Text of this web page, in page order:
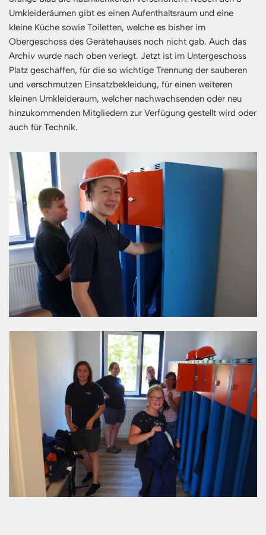
Umkleideräumen gibt es einen Aufenthaltsraum und eine
kleine Küche sowie Toiletten, welche es bisher im
Obergeschoss des Gerätehauses noch nicht gab. Auch das
Archiv wurde nach oben verlegt. Jetzt ist im Untergeschoss
Platz geschaffen, für die so wichtige Trennung der sauberen
und verschmutzen Einsatzbekleidung, für einen weiteren
kleinen Umkleideraum, welcher nachwachsenden oder neu
hinzukommenden Mitgliedern zur Verfügung gestellt wird oder
auch für Technik.